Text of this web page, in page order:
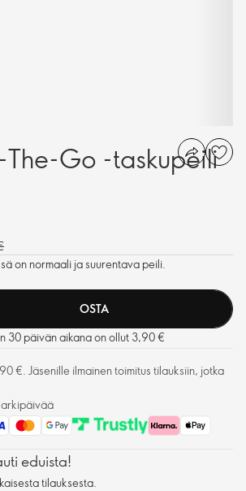
Go -taskupeili
on normaali ja suurentava peili.
OSTA
30 päivän aikana on ollut 3,90 €
€. Jäsenille ilmainen toimitus tilauksiin, jotka
eduista!
tilauksesta.